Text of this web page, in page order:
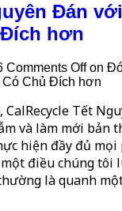
Đán
hơn
Comments Offon
Chủ Đích hơn
CalRecycle Tết
và làm mới bản
hiện đầy đủ mọi
điều chúng tôi
là quanh